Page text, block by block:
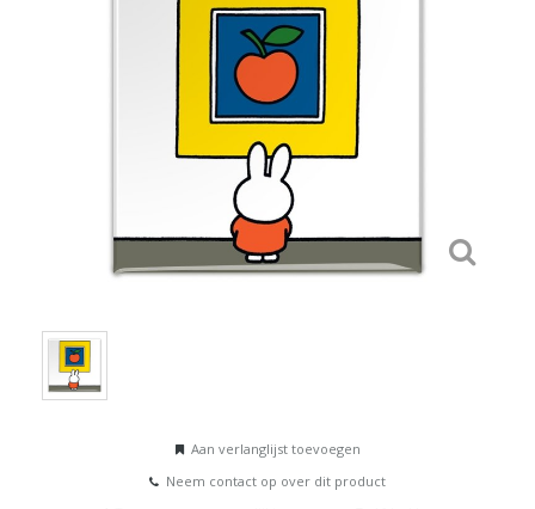
Aan verlanglijst toevoegen
Neem contact op over dit product